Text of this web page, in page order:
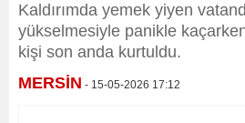
Kaldırımda yemek yiyen
yükselmesiyle panikle
kişi son anda kurtuldu.
MERSİN - 15-05-2026 17:12